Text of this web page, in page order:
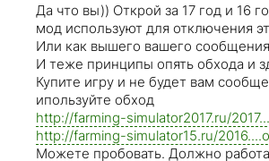
Да что вы)) Открой за 17 год и 16
мод используют для отключения
Или как вышего вашего
И теже принципы опять обхода и
Купите игру и не будет вам
ипользуйте обход
http://farming-simulator2017.ru/
http://farming-simulator15.ru/
Можете пробовать. Должно